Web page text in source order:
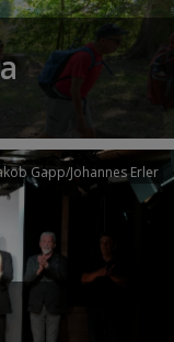
Gapp/Johannes Erler